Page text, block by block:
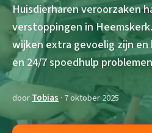
Huisdierharen veroorzaken
verstoppingen in
wijken extra gevoelig zijn
en 24/7 spoedhulp
doorTobias · 7 oktober 2025